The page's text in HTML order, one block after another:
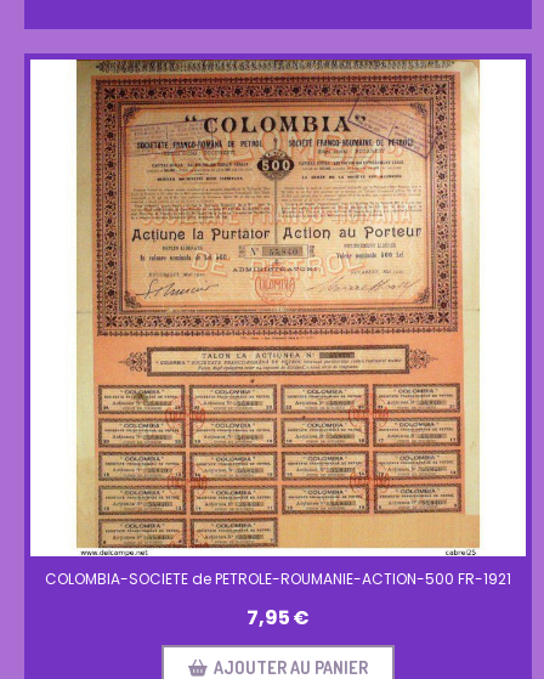
COLOMBIA-SOCIETE de PETROLE-ROUMANIE-ACTION-500 FR-1921
7,95€
AJOUTER AU PANIER